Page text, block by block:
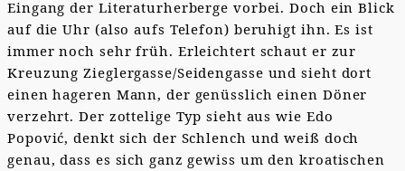
Eingang der Literaturherberge vorbei. Doch ein Blick
auf die Uhr (also aufs Telefon) beruhigt ihn. Es ist
immer noch sehr früh. Erleichtert schaut er zur
Kreuzung Zieglergasse/Seidengasse und sieht dort
einen hageren Mann, der genüsslich einen Döner
verzehrt. Der zottelige Typ sieht aus wie Edo
Popović, denkt sich der Schlench und weiß doch
genau, dass es sich ganz gewiss um den kroatischen